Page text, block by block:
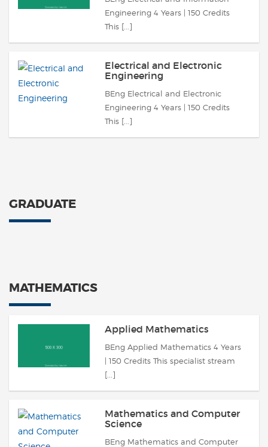
Engineering 4 Years | 150 Credits
This [...]
Electrical and Electronic
Engineering
BEng Electrical and Electronic
Engineering 4 Years | 150 Credits
This [...]
GRADUATE
MATHEMATICS
Applied Mathematics
BEng Applied Mathematics 4 Years
| 150 Credits This specialist stream
[...]
Mathematics and Computer
Science
BEng Mathematics and Computer